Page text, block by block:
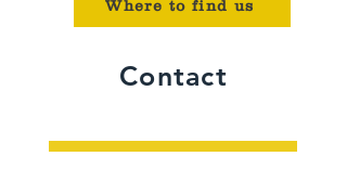
Where to find us
Contact